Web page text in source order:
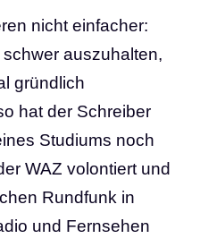
nicht einfacher:
auszuhalten,
gründlich
hat der Schreiber
Studiums noch
WAZ volontiert und
Rundfunk in
und Fernsehen